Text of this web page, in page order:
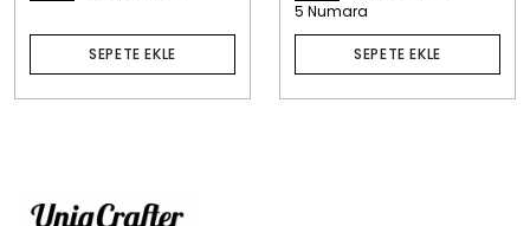
SEPETE EKLE
5 Numara
SEPETE EKLE